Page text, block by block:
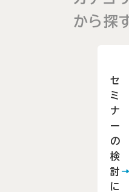
お願
いた
さい。
やむ
させ
いた
く場
があ
ます。
（最少
から探
セ
ミ
ナ
ー
の
検
討
に